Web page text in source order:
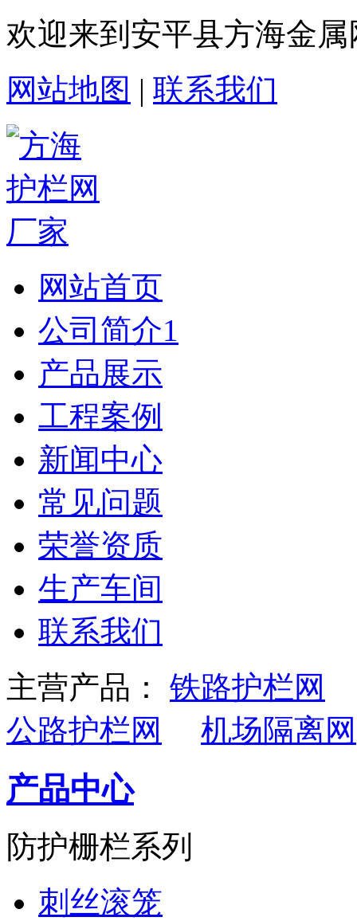
欢迎来到安平县方海金
网站地图 | 联系我们
网站首页
公司简介1
产品展示
工程案例
新闻中心
常见问题
荣誉资质
生产车间
联系我们
主营产品： 铁路护栏网
公路护栏网
机场隔离网
产品中心
防护栅栏系列
刺丝滚笼